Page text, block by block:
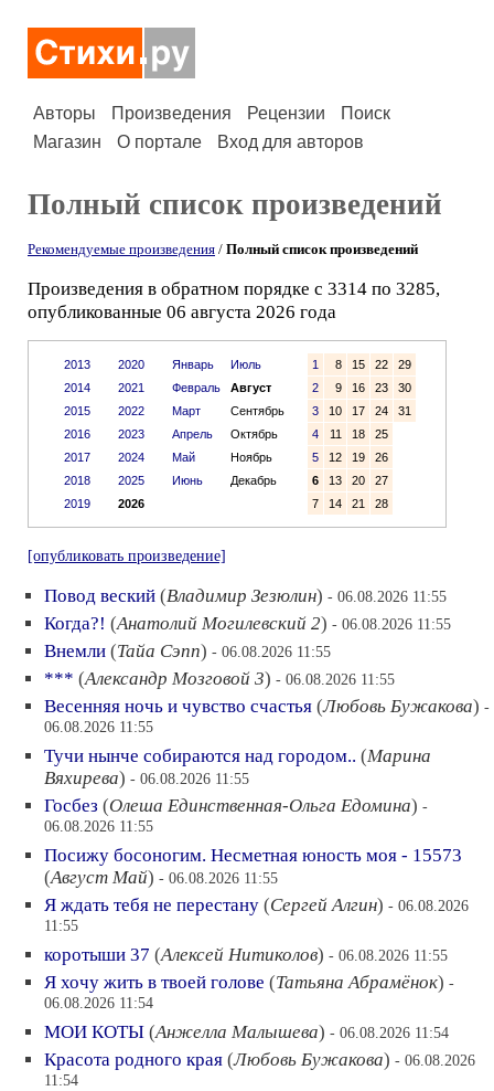
Авторы Произведения Рецензии
Поиск
Магазин
О портале Вход для авторов
Полный список произведений
Рекомендуемые произведения / Полный список произведений
Произведения в обратном порядке с 3314 по 3285,
опубликованные 06 августа 2026 года
2013
2014
2015
2016
2017
2018
2019
2020
2021
2022
2023
2024
2025
2026
Январь
Июль
Февраль
Август
Март
Сентябрь
Апрель
Октябрь
Май
Ноябрь
Июнь
Декабрь
1 8 15 22
29
2
9 16 23
30
3
10 17 24
31
4
11 18
25
5
12 19
26
6
13 20
27
7
14 21 28
[опубликовать произведение]
Повод веский (Владимир Зезюлин) - 06.08.2026 11:55
Когда?! (Анатолий Могилевский 2) - 06.08.2026 11:55
Внемли (Тайа Сэпп) - 06.08.2026 11:55
*** (Александр Мозговой 3) - 06.08.2026 11:55
Весенняя ночь и чувство счастья (Любовь Бужакова) -
06.08.2026 11:55
Тучи нынче собираются над городом.. (Марина
Вяхирева) - 06.08.2026 11:55
Госбез (Олеша Единственная-Ольга Едомина) -
06.08.2026 11:55
Посижу босоногим. Несметная юность моя - 15573
(Август Май) - 06.08.2026 11:55
Я ждать тебя не перестану (Сергей Алгин) - 06.08.2026
11:55
коротыши 37 (Алексей Нитиколов) - 06.08.2026 11:55
Я хочу жить в твоей голове (Татьяна Абрамёнок) -
06.08.2026 11:54
МОИ КОТЫ (Анжелла Малышева) - 06.08.2026 11:54
Красота родного края (Любовь Бужакова) - 06.08.2026
11:54